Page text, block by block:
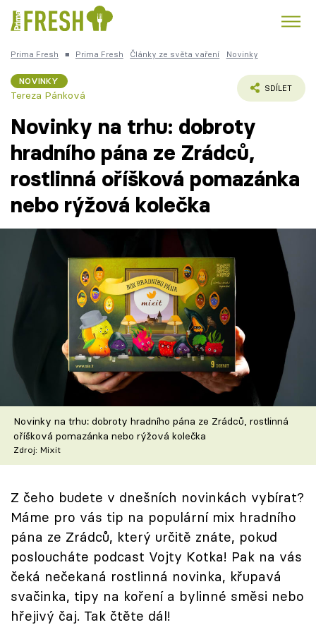
Česká kuchyně
Témata
Recepty
Články
TV Program
Škola vaření
Recepty z TV
Speciál: Cuketa
Těhotnej kuchař
Sledujte prima+
Přihlášení
Sledujte nás
Prima Fresh ■ Prima Fresh Články ze světa vaření Novinky
NOVINKY
Tereza Pánková
SDÍLET
Novinky na trhu: dobroty
hradního pána ze Zrádců,
rostlinná oříšková pomazánka
nebo rýžová kolečka
Novinky na trhu: dobroty hradního pána ze Zrádců, rostlinná
oříšková pomazánka nebo rýžová kolečka
Zdroj: Mixit
Z čeho budete v dnešních novinkách vybírat?
Máme pro vás tip na populární mix hradního
pána ze Zrádců, který určitě znáte, pokud
posloucháte podcast Vojty Kotka! Pak na vás
čeká nečekaná rostlinná novinka, křupavá
svačinka, tipy na koření a bylinné směsi nebo
hřejivý čaj. Tak čtěte dál!